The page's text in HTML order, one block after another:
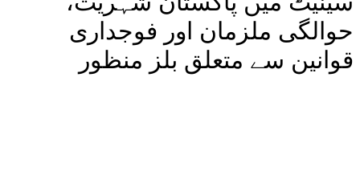
حوالگی ملزمان اور فوجداری
قوانین سے متعلق بلز منظور